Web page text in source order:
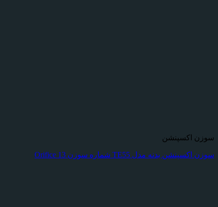
سوزن اکسپنشن
سوزن اکسپنشن بدنه مدل TE55 شماره سوزن Orifice 13